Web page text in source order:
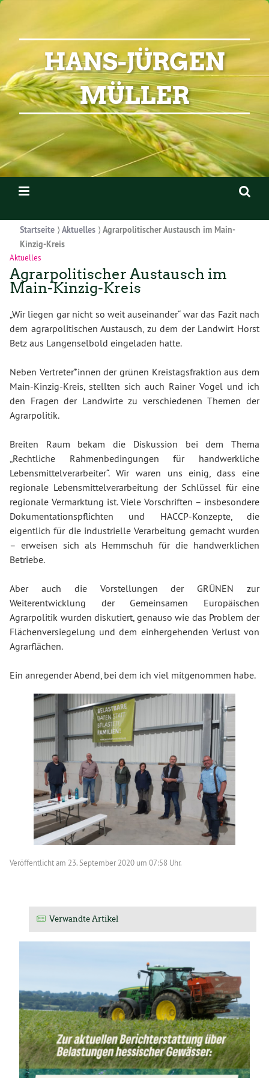
HANS-JÜRGEN
MÜLLER
Startseite ⟩ Aktuelles ⟩ Agrarpolitischer Austausch im Main-
Kinzig-Kreis
Aktuelles
Agrarpolitischer Austausch im
Main-Kinzig-Kreis
„Wir liegen gar nicht so weit auseinander“ war das Fazit nach
dem agrarpolitischen Austausch, zu dem der Landwirt Horst
Betz aus Langenselbold eingeladen hatte.
Neben Vertreter*innen der grünen Kreistagsfraktion aus dem
Main-Kinzig-Kreis, stellten sich auch Rainer Vogel und ich
den Fragen der Landwirte zu verschiedenen Themen der
Agrarpolitik.
Breiten Raum bekam die Diskussion bei dem Thema
„Rechtliche Rahmenbedingungen für handwerkliche
Lebensmittelverarbeiter“. Wir waren uns einig, dass eine
regionale Lebensmittelverarbeitung der Schlüssel für eine
regionale Vermarktung ist. Viele Vorschriften – insbesondere
Dokumentationspflichten und HACCP-Konzepte, die
eigentlich für die industrielle Verarbeitung gemacht wurden
– erweisen sich als Hemmschuh für die handwerklichen
Betriebe.
Aber auch die Vorstellungen der GRÜNEN zur
Weiterentwicklung der Gemeinsamen Europäischen
Agrarpolitik wurden diskutiert, genauso wie das Problem der
Flächenversiegelung und dem einhergehenden Verlust von
Agrarflächen.
Ein anregender Abend, bei dem ich viel mitgenommen habe.
Veröffentlicht am 23. September 2020 um 07:58 Uhr.
Verwandte Artikel